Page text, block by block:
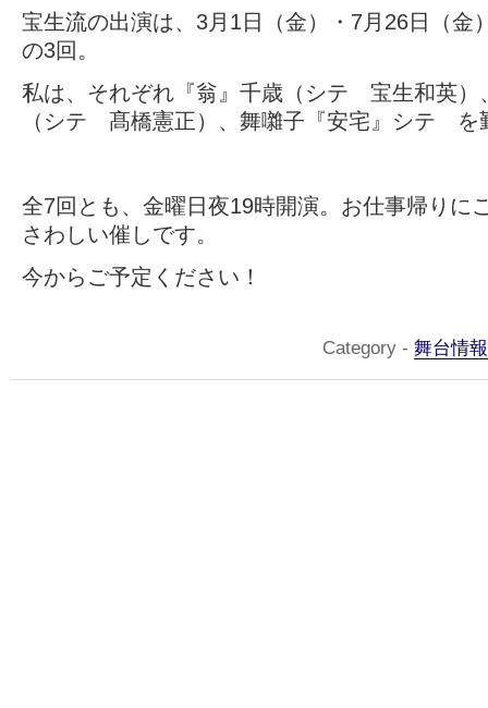
宝生流の出演は、3月1日（金）・7月26日（金
の3回。
私は、それぞれ『翁』千歳（シテ 宝生和英）
（シテ 髙橋憲正）、舞囃子『安宅』シテ を
全7回とも、金曜日夜19時開演。お仕事帰りに
さわしい催しです。
今からご予定ください！
Category - 舞台情報